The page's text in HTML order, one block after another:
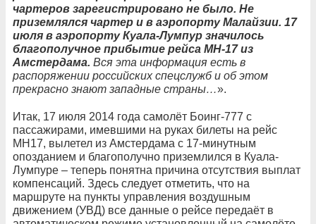
чартеров зарегистрировано не было. Не
приземлялся чартер и в аэропорту Малайзии. 17
июля в аэропорту Куала-Лумпур значилось
благополучное прибытие рейса MH-17 из
Амстердама. Вся эта информация есть в
распоряжении российских спецслужб и об этом
прекрасно знают западные страны…».
Итак, 17 июля 2014 года самолёт Боинг-777 с
пассажирами, имевшими на руках билеты на рейс
МН17, вылетел из Амстердама с 17-минутным
опозданием и благополучно приземлился в Куала-
Лумпуре – теперь понятна причина отсутствия выплат
компенсаций. Здесь следует отметить, что на
маршруте на пункты управления воздушным
движением (УВД) все данные о рейсе передаёт в